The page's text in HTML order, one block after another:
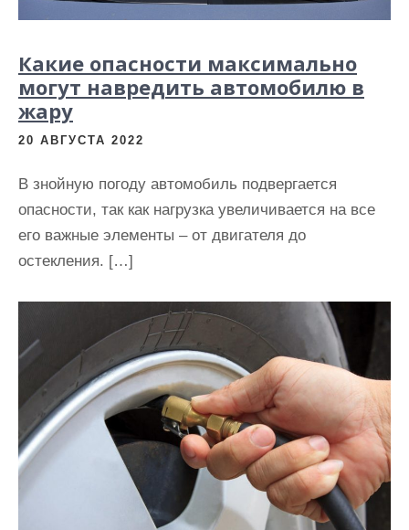
Какие опасности максимально
могут навредить автомобилю в
жару
20 АВГУСТА 2022
В знойную погоду автомобиль подвергается
опасности, так как нагрузка увеличивается на все
его важные элементы – от двигателя до
остекления. […]